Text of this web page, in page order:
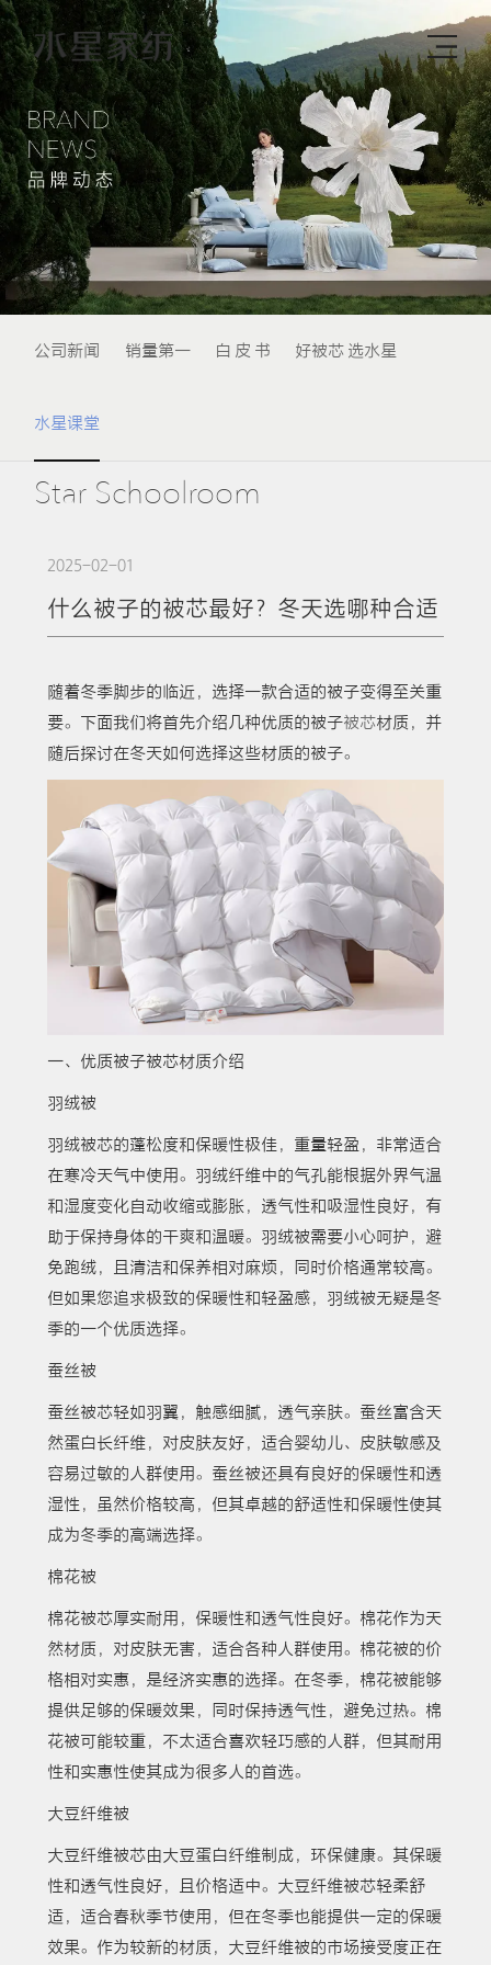
公司新闻 销量第一 白 皮 书 好被芯 选水星
水星课堂
Star Schoolroom
2025-02-01
什么被子的被芯最好？冬天选哪种合适
随着冬季脚步的临近，选择一款合适的被子变得至关重
要。下面我们将首先介绍几种优质的被子被芯材质，并
随后探讨在冬天如何选择这些材质的被子。
一、优质被子被芯材质介绍
羽绒被
羽绒被芯的蓬松度和保暖性极佳，重量轻盈，非常适合
在寒冷天气中使用。羽绒纤维中的气孔能根据外界气温
和湿度变化自动收缩或膨胀，透气性和吸湿性良好，有
助于保持身体的干爽和温暖。羽绒被需要小心呵护，避
免跑绒，且清洁和保养相对麻烦，同时价格通常较高。
但如果您追求极致的保暖性和轻盈感，羽绒被无疑是冬
季的一个优质选择。
蚕丝被
蚕丝被芯轻如羽翼，触感细腻，透气亲肤。蚕丝富含天
然蛋白长纤维，对皮肤友好，适合婴幼儿、皮肤敏感及
容易过敏的人群使用。蚕丝被还具有良好的保暖性和透
湿性，虽然价格较高，但其卓越的舒适性和保暖性使其
成为冬季的高端选择。
棉花被
棉花被芯厚实耐用，保暖性和透气性良好。棉花作为天
然材质，对皮肤无害，适合各种人群使用。棉花被的价
格相对实惠，是经济实惠的选择。在冬季，棉花被能够
提供足够的保暖效果，同时保持透气性，避免过热。棉
花被可能较重，不太适合喜欢轻巧感的人群，但其耐用
性和实惠性使其成为很多人的首选。
大豆纤维被
大豆纤维被芯由大豆蛋白纤维制成，环保健康。其保暖
性和透气性良好，且价格适中。大豆纤维被芯轻柔舒
适，适合春秋季节使用，但在冬季也能提供一定的保暖
效果。作为较新的材质，大豆纤维被的市场接受度正在